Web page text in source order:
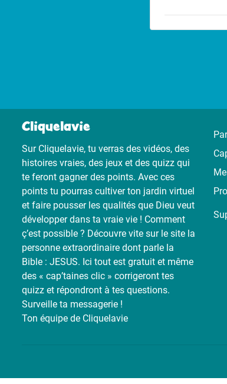
Cliquelavie
Sur Cliquelavie, tu verras des vidéos, des
histoires vraies, des jeux et des quizz qui
te feront gagner des points. Avec ces
points tu pourras cultiver ton jardin virtuel
et faire pousser les qualités que Dieu veut
développer dans ta vraie vie ! Comment
ç’est possible ? Découvre vite sur le site la
personne extraordinaire dont parle la
Bible : JESUS. Ici tout est gratuit et même
des « cap’taines clic » corrigeront tes
quizz et répondront à tes questions.
Surveille ta messagerie !
Ton équipe de Cliquelavie